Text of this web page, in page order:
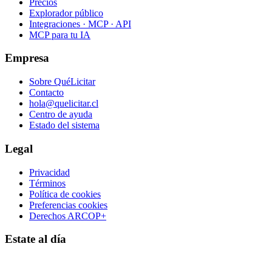
Explorador público
Integraciones · MCP · API
MCP para tu IA
Empresa
Sobre QuéLicitar
Contacto
hola@quelicitar.cl
Centro de ayuda
Estado del sistema
Legal
Privacidad
Términos
Política de cookies
Preferencias cookies
Derechos ARCOP+
Estate al día